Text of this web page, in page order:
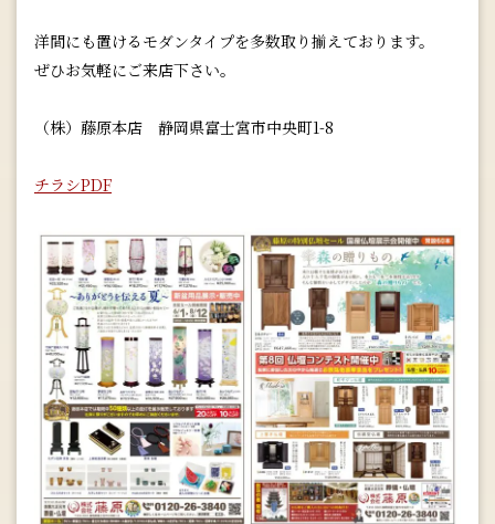
洋間にも置けるモダンタイプを多数取り揃えております。
ぜひお気軽にご来店下さい。
（株）藤原本店 静岡県富士宮市中央町1-8
チラシPDF